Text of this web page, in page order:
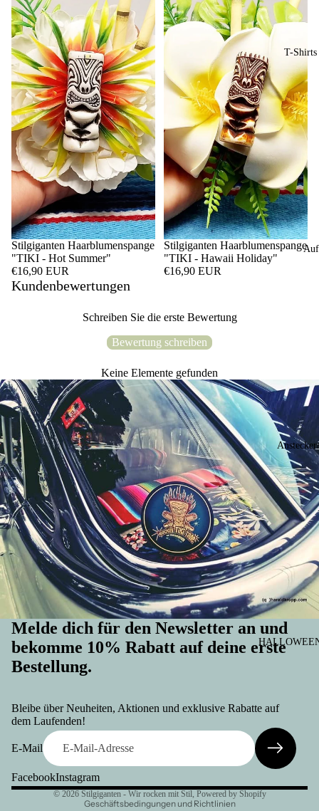
T-
Stilgiganten Haarblumenspange
"TIKI - Hot Summer"
€16,90 EUR
Stilgiganten Haarblumenspange
"TIKI - Hawaii Holiday"
€16,90 EUR
Kundenbewertungen
Schreiben Sie die erste Bewertung
Bewertung schreiben
Keine Elemente gefunden
Melde dich für den Newsletter an und
bekomme 10% Rabatt auf deine erste
Bestellung.
Bleibe über Neuheiten, Aktionen und exklusive Rabatte auf
dem Laufenden!
E-Mail
FacebookInstagram
© 2026 Stilgiganten - Wir rocken mit Stil , Powered by Shopify
Geschäftsbedingungen und Richtlinien
AGB
Versand
Kontaktinformationen
Impressum